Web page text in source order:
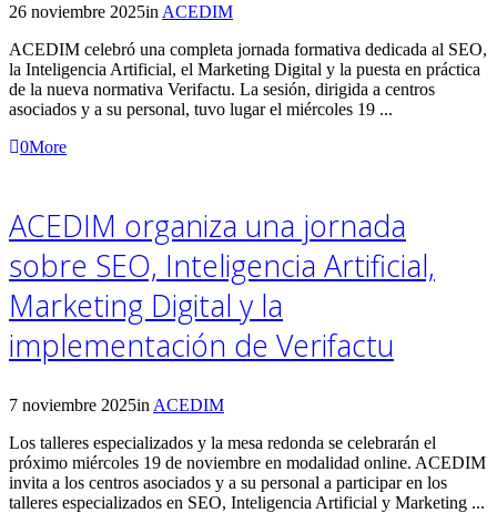
26 noviembre 2025in ACEDIM
ACEDIM celebró una completa jornada formativa dedicada al SEO,
la Inteligencia Artificial, el Marketing Digital y la puesta en práctica
de la nueva normativa Verifactu. La sesión, dirigida a centros
asociados y a su personal, tuvo lugar el miércoles 19 ...
0More
ACEDIM organiza una jornada
sobre SEO, Inteligencia Artificial,
Marketing Digital y la
implementación de Verifactu
7 noviembre 2025in ACEDIM
Los talleres especializados y la mesa redonda se celebrarán el
próximo miércoles 19 de noviembre en modalidad online. ACEDIM
invita a los centros asociados y a su personal a participar en los
talleres especializados en SEO, Inteligencia Artificial y Marketing ...